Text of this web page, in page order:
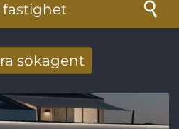
fastighet
sökagent